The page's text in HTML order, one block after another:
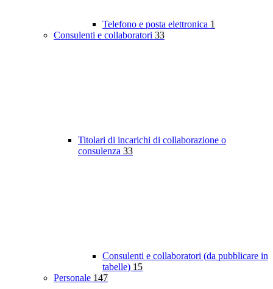
Telefono e posta elettronica 1
Consulenti e collaboratori 33
Titolari di incarichi di collaborazione o
consulenza 33
Consulenti e collaboratori (da pubblicare in
tabelle) 15
Personale 147